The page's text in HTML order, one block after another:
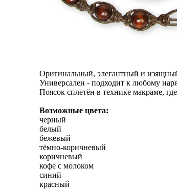
Оригинальный, элегантный и
Универсален - подходит к любому
Поясок сплетён в технике макраме,
Возможные цвета:
черный
белый
бежевый
тёмно-коричневый
коричневый
кофе с молоком
синий
красный